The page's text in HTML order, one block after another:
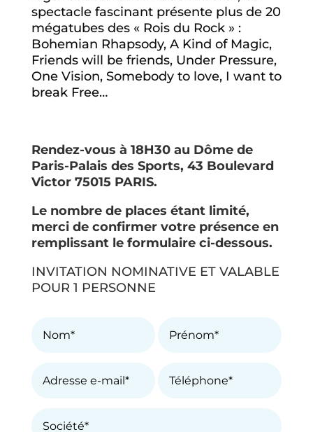
spectacle fascinant présente plus de 20
mégatubes des « Rois du Rock » :
Bohemian Rhapsody, A Kind of Magic,
Friends will be friends, Under Pressure,
One Vision, Somebody to love, I want to
break Free…
Rendez-vous à 18H30 au Dôme de
Paris-Palais des Sports, 43 Boulevard
Victor 75015 PARIS.
Le nombre de places étant limité,
merci de confirmer votre présence en
remplissant le formulaire ci-dessous.
INVITATION NOMINATIVE ET VALABLE
POUR 1 PERSONNE